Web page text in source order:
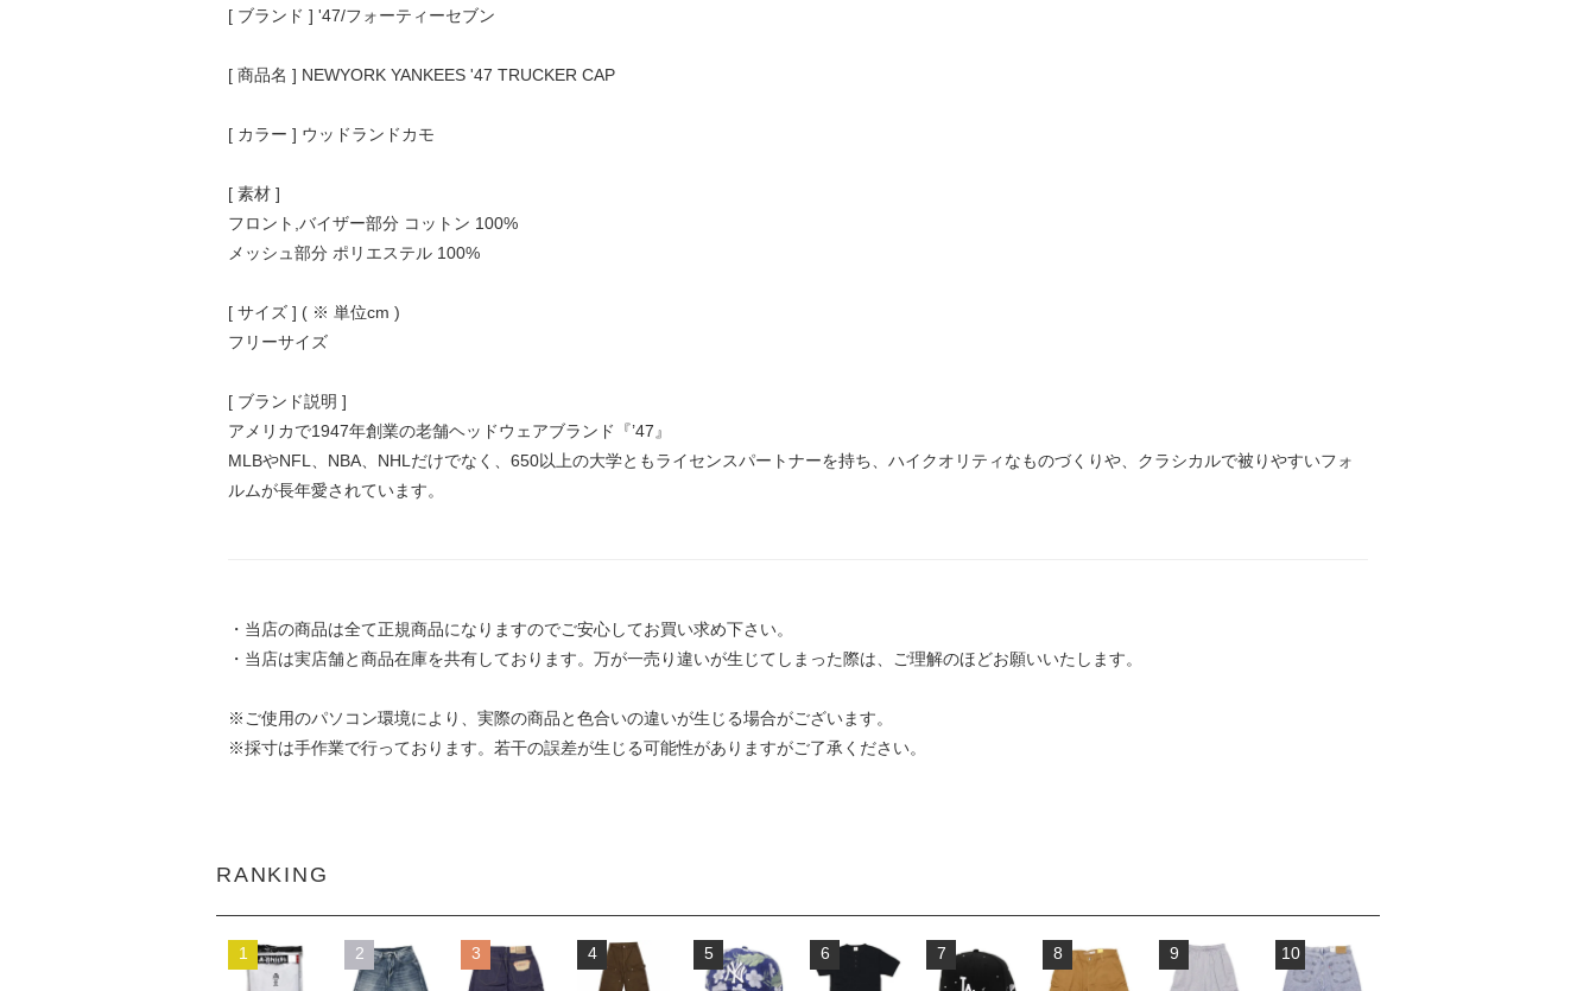
[ ブランド ] '47/フォーティーセブン
[ 商品名 ] NEWYORK YANKEES '47 TRUCKER CAP
[ カラー ] ウッドランドカモ
[ 素材 ]
フロント,バイザー部分 コットン 100%
メッシュ部分 ポリエステル 100%
[ サイズ ] ( ※ 単位cm )
フリーサイズ
[ ブランド説明 ]
アメリカで1947年創業の老舗ヘッドウェアブランド『’47』
MLBやNFL、NBA、NHLだけでなく、650以上の大学ともライセンスパートナーを持ち、ハイクオリティなものづくりや、クラシカルで被りやすいフォ
ルムが長年愛されています。
・当店の商品は全て正規商品になりますのでご安心してお買い求め下さい。
・当店は実店舗と商品在庫を共有しております。万が一売り違いが生じてしまった際は、ご理解のほどお願いいたします。
※ご使用のパソコン環境により、実際の商品と色合いの違いが生じる場合がございます。
※採寸は手作業で行っております。若干の誤差が生じる可能性がありますがご了承ください。
RANKING
1 2 3 4 5 6 7 8 9 10